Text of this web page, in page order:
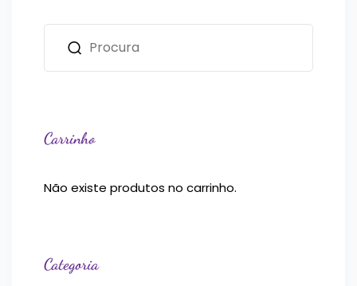
Carrinho
Não existe produtos no carrinho.
Categoria